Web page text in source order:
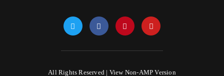
All Rights Reserved | View Non-AMP Version